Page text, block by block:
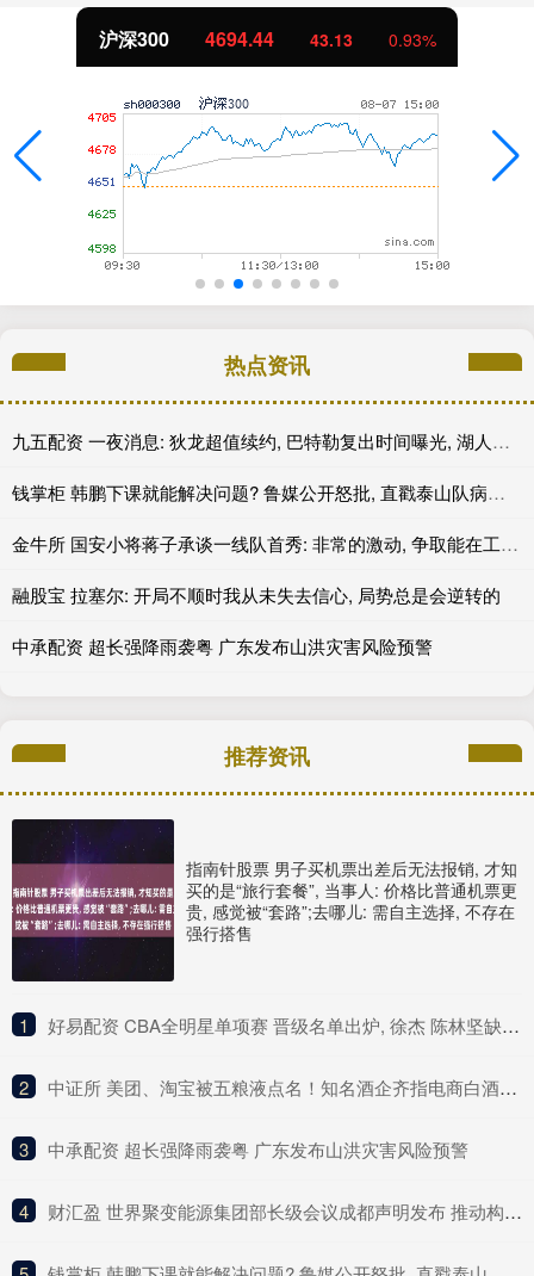
北证50 1134.24 11.37 1.01%
热点资讯
九五配资 一夜消息: 狄龙超值续约, 巴特勒复出时间曝光, 湖人旧将重返联盟
钱掌柜 韩鹏下课就能解决问题? 鲁媒公开怒批, 直戳泰山队病根, 这可咋整
金牛所 国安小将蒋子承谈一线队首秀: 非常的激动, 争取能在工体出场
融股宝 拉塞尔: 开局不顺时我从未失去信心, 局势总是会逆转的
中承配资 超长强降雨袭粤 广东发布山洪灾害风险预警
推荐资讯
指南针股票 男子买机票出差后无法报销, 才知
买的是“旅行套餐”, 当事人: 价格比普通机票更
贵, 感觉被“套路”;去哪儿: 需自主选择, 不存在
强行搭售
1 ​好易配资 CBA全明星单项赛 晋级名单出炉, 徐杰 陈林坚缺席决赛让人意外!
2 ​中证所 美团、淘宝被五粮液点名！知名酒企齐指电商白酒“货源复杂”
3 ​中承配资 超长强降雨袭粤 广东发布山洪灾害风险预警
4 ​财汇盈 世界聚变能源集团部长级会议成都声明发布 推动构建聚变能源领域国际合作新范式